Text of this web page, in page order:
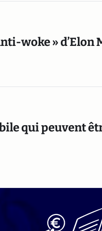
woke » d’Elon
qui peuvent